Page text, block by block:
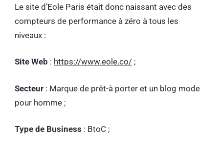
Le site d’Eole Paris était donc naissant avec des
compteurs de performance à zéro à tous les
niveaux :
Site Web : https://www.eole.co/ ;
Secteur : Marque de prêt-à porter et un blog mode
pour homme ;
Type de Business : BtoC ;